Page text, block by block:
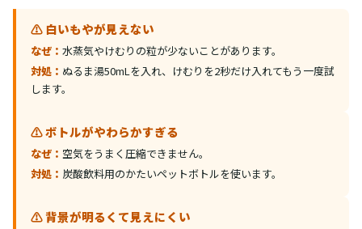
⚠️ 白いもやが見えない
なぜ： 水蒸気やけむりの粒が少ないことがあります。
対処： ぬるま湯50mLを入れ、けむりを2秒だけ入れてもう一度試
します。
⚠️ ボトルがやわらかすぎる
なぜ： 空気をうまく圧縮できません。
対処： 炭酸飲料用のかたいペットボトルを使います。
⚠️ 背景が明るくて見えにくい